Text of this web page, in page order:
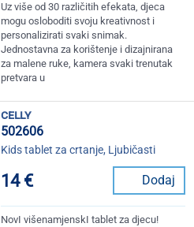
Uz više od 30 različitih efekata, djeca
mogu osloboditi svoju kreativnost i
personalizirati svaki snimak.
Jednostavna za korištenje i dizajnirana
za malene ruke, kamera svaki trenutak
pretvara u
celly
502606
Kids tablet za crtanje, Ljubičasti
14 € Dodaj
NovI višenamjenskI tablet za djecu!